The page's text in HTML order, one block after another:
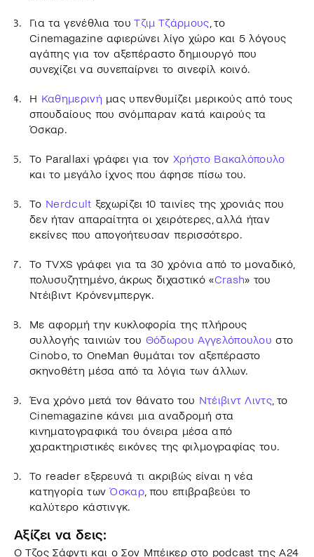
Για τα γενέθλια τουΤζιμ Τζάρμους , το
Cinemagazine αφιερώνει λίγο χώρο και 5 λόγους
αγάπης για τον αξεπέραστο δημιουργό που
συνεχίζει να συνεπαίρνει το σινεφίλ κοινό.
Η Καθημερινή μας υπενθυμίζει μερικούς από τους
σπουδαίους που σνόμπαραν κατά καιρούς τα
Όσκαρ.
Το Parallaxi γράφει για τον Χρήστο Βακαλόπουλο
και το μεγάλο ίχνος που άφησε πίσω του.
Το Nerdcult ξεχωρίζει 10 ταινίες της χρονιάς που
δεν ήταν απαραίτητα οι χειρότερες, αλλά ήταν
εκείνες που απογοήτευσαν περισσότερο.
Το TVXS γράφει για τα 30 χρόνια από το μοναδικό,
πολυσυζητημένο, άκρως διχαστικό «Crash» του
Ντέιβιντ Κρόνενμπεργκ.
Με αφορμή την κυκλοφορία της πλήρους
συλλογής ταινιών του Θόδωρου Αγγελόπουλου στο
Cinobo, το OneMan θυμάται τον αξεπέραστο
σκηνοθέτη μέσα από τα λόγια των άλλων.
Ένα χρόνο μετά τον θάνατο του Ντέιβιντ Λιντς , το
Cinemagazine κάνει μια αναδρομή στα
κινηματογραφικά του όνειρα μέσα από
χαρακτηριστικές εικόνες της φιλμογραφίας του.
Το reader εξερευνά τι ακριβώς είναι η νέα
κατηγορία τωνΌσκαρ , που επιβραβεύει το
καλύτερο κάστινγκ.
Αξίζει να δεις:
Ο Τζος Σάφντι και ο Σον Μπέικερ στο podcast της Α24